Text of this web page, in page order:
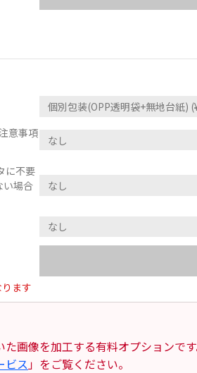
意事項
に不要
い場合
ます
画像を加工する有料オプションで
ビス」をご覧ください。